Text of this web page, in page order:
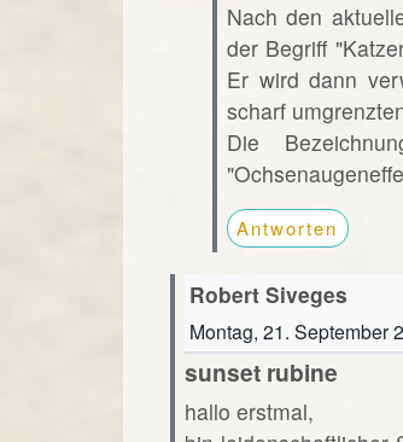
Nach den
der Begriff
Er wird dann
scharf
Die
Antworten
Robert Siveges
Montag, 21. September
sunset rubine
hallo erstmal,